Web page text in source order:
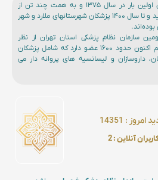
سازمان نظام پزشکی شهریار برای اولین بار در سال ۱۳۷۵ و به همت چند تن از
پیشکسوتان منطقه تاسیس گردید و تا سال ۱۴۰۰ پزشکان شهرستانهای ملارد و شهر
سازمان نظام پزشکی استان تهران از نظر
جمعیتی محسوب می شود و هم اکنون حدود ۱۶۰۰ عضو دارد که شامل پزشکان
داروسازان و لیسانسیه های پروانه دار می
امروز :‌ 14351
آنلاین : 2